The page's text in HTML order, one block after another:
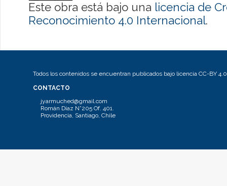
Este obra está bajo una licencia de
Reconocimiento 4.0 Internacional.
Todos los contenidos se encuentran publicados bajo licencia CC-BY 4.0
CONTACTO
jyarmuched@gmail.com
Román Díaz N°205 Of. 401.
Providencia, Santiago, Chile